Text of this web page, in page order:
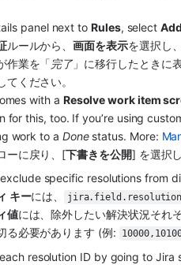
panel next to Rules, select Add
ルールから、画面を表示を選択し、
作業を「完了」に移行したときに
てください。
with a Resolve work item
for this, too. If you’re using
work to a Done status. More:
ーに戻り、[下書きを公開] を選択
specific resolutions from
キーには、
値には、除外したい解決状況それ
る必要があります (例:
resolution ID by going to Jira